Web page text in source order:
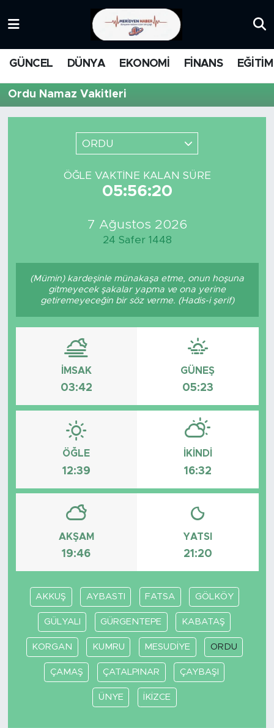
GÜNCEL DÜNYA EKONOMİ FİNANS EĞİTİM
Ordu Namaz Vakitleri
ORDU
ÖĞLE VAKTINE KALAN SÜRE
05:56:20
7 Ağustos 2026
24 Safer 1448
(Mümin) kardeşinle münakaşa etme, onun hoşuna
gitmeyecek şakalar yapma ve ona yerine
getiremeyeceğin bir söz verme. (Hadis-i şerif)
İMSAK
03:42
GÜNEŞ
05:23
ÖĞLE
12:39
İKINDI
16:32
AKŞAM
19:46
YATSI
21:20
AKKUŞ AYBASTI FATSA GÖLKÖY
GÜLYALI GÜRGENTEPE KABATAŞ
KORGAN KUMRU MESUDİYE ORDU
ÇAMAŞ ÇATALPINAR ÇAYBAŞI
ÜNYE İKİZCE
MANŞET
FİNANS
KARİKATÜR
BİLİM-TEKNOLOJİ
RÖPÖRTAJ
ANALİZ
NOSTALJİ
YAZARLAR
POLİTİKA
KÜLTÜR SANAT
YAŞAM
TARİHTEN GÜNÜMÜZE
İstanbul Namaz Vakitleri
Trafik Durumu
Süper Lig Puan Durumu ve Fikstür
Son Dakika Haberleri
Haber Arşivi